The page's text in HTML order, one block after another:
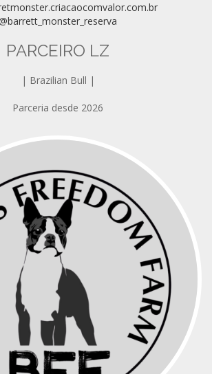
PARCEIRO LZ
| Brazilian Bull |
Parceria desde 2026